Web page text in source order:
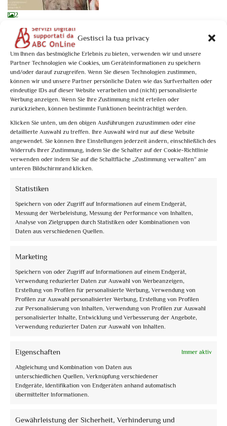
Gestisci la tua privacy
Um Ihnen das bestmögliche Erlebnis zu bieten, verwenden wir und unsere
Partner Technologien wie Cookies, um Geräteinformationen zu speichern
und/oder darauf zuzugreifen. Wenn Sie diesen Technologien zustimmen,
können wir und unsere Partner persönliche Daten wie das Surfverhalten oder
eindeutige IDs auf dieser Website verarbeiten und (nicht) personalisierte
Werbung anzeigen. Wenn Sie Ihre Zustimmung nicht erteilen oder
zurückziehen, können bestimmte Funktionen beeinträchtigt werden.
Klicken Sie unten, um den obigen Ausführungen zuzustimmen oder eine
detaillierte Auswahl zu treffen. Ihre Auswahl wird nur auf diese Website
angewendet. Sie können Ihre Einstellungen jederzeit ändern, einschließlich des
Widerrufs Ihrer Zustimmung, indem Sie die Schalter auf der Cookie-Richtlinie
verwenden oder indem Sie auf die Schaltfläche „Zustimmung verwalten“ am
unteren Bildschirmrand klicken.
Statistiken
Speichern von oder Zugriff auf Informationen auf einem Endgerät,
Messung der Werbeleistung, Messung der Performance von Inhalten,
Analyse von Zielgruppen durch Statistiken oder Kombinationen von
Daten aus verschiedenen Quellen.
Marketing
Speichern von oder Zugriff auf Informationen auf einem Endgerät,
Verwendung reduzierter Daten zur Auswahl von Werbeanzeigen,
Erstellung von Profilen für personalisierte Werbung, Verwendung von
Profilen zur Auswahl personalisierter Werbung, Erstellung von Profilen
zur Personalisierung von Inhalten, Verwendung von Profilen zur Auswahl
personalisierter Inhalte, Entwicklung und Verbesserung der Angebote,
Verwendung reduzierter Daten zur Auswahl von Inhalten.
Eigenschaften Immer aktiv
Abgleichung und Kombination von Daten aus
unterschiedlichen Quellen, Verknüpfung verschiedener
Endgeräte, Identifikation von Endgeräten anhand automatisch
übermittelter Informationen.
Gewährleistung der Sicherheit, Verhinderung und
2
La moda negli affreschi a San Francesco
Activity Type: Specific Date
Un approfondimento insolito, una chiave di lettura per un percorso che
abbraccia 30 anni di ...
From €10,00
Book now
2
Le Rocche di Assisi al tramonto
Activity Type: Specific Date
Book now
2
of 5 (no review)
Visite guidate Natale Assisi 2021
Visite guidate di Natale ad Assisi Nell’ambito delle iniziative di Natale Assisi